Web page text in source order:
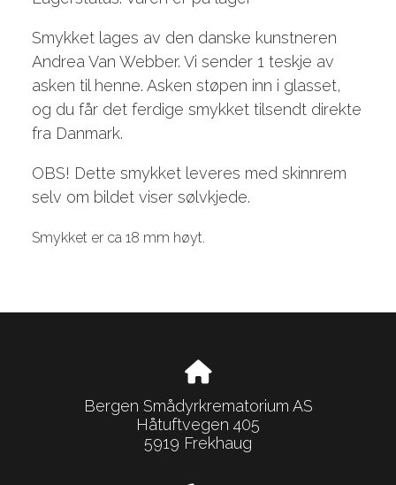
Smykket lages av den danske kunstneren
Andrea Van Webber. Vi sender 1 teskje av
asken til henne. Asken støpen inn i glasset,
og du får det ferdige smykket tilsendt direkte
fra Danmark.
OBS! Dette smykket leveres med skinnrem
selv om bildet viser sølvkjede.
Smykket er ca 18 mm høyt.
Bergen Smådyrkrematorium AS
Håtuftvegen 405
5919 Frekhaug